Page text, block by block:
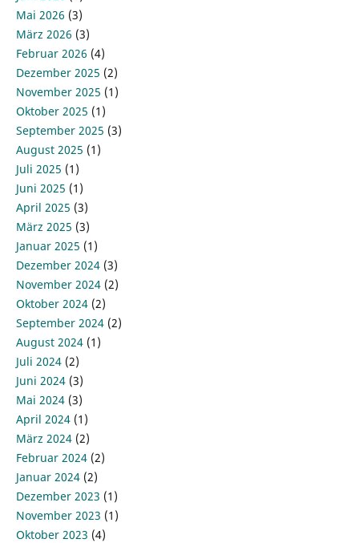
Mai 2026 (3)
März 2026 (3)
Februar 2026 (4)
Dezember 2025 (2)
November 2025 (1)
Oktober 2025 (1)
September 2025 (3)
August 2025 (1)
Juli 2025 (1)
Juni 2025 (1)
April 2025 (3)
März 2025 (3)
Januar 2025 (1)
Dezember 2024 (3)
November 2024 (2)
Oktober 2024 (2)
September 2024 (2)
August 2024 (1)
Juli 2024 (2)
Juni 2024 (3)
Mai 2024 (3)
April 2024 (1)
März 2024 (2)
Februar 2024 (2)
Januar 2024 (2)
Dezember 2023 (1)
November 2023 (1)
Oktober 2023 (4)